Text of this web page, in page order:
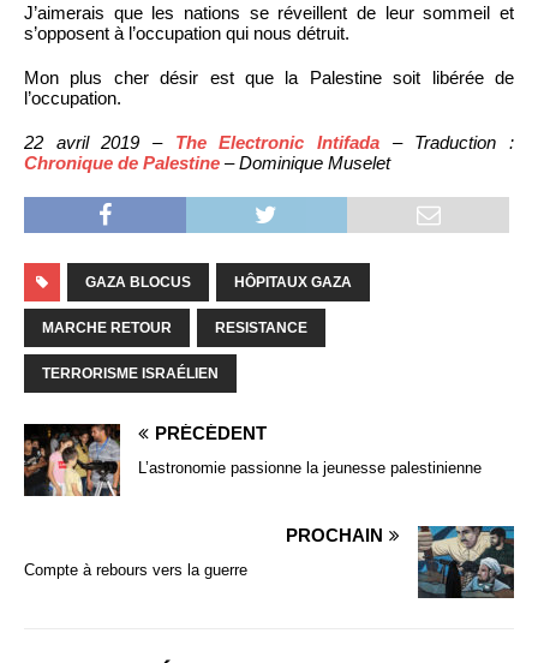
J’aimerais que les nations se réveillent de leur sommeil et
s’opposent à l’occupation qui nous détruit.
Mon plus cher désir est que la Palestine soit libérée de
l’occupation.
22 avril 2019 – The Electronic Intifada – Traduction :
Chronique de Palestine – Dominique Muselet
GAZA BLOCUS HÔPITAUX GAZA
MARCHE RETOUR RESISTANCE
TERRORISME ISRAÉLIEN
PRÉCÉDENT
L’astronomie passionne la jeunesse palestinienne
PROCHAIN
Compte à rebours vers la guerre